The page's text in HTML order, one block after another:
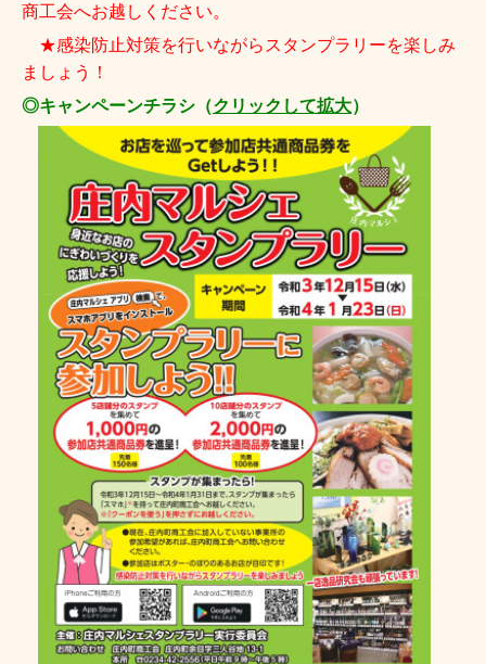
商工会へお越しください。
★感染防止対策を行いながらスタンプラリーを楽しみ
ましょう！
◎キャンペーンチラシ（クリックして拡大）